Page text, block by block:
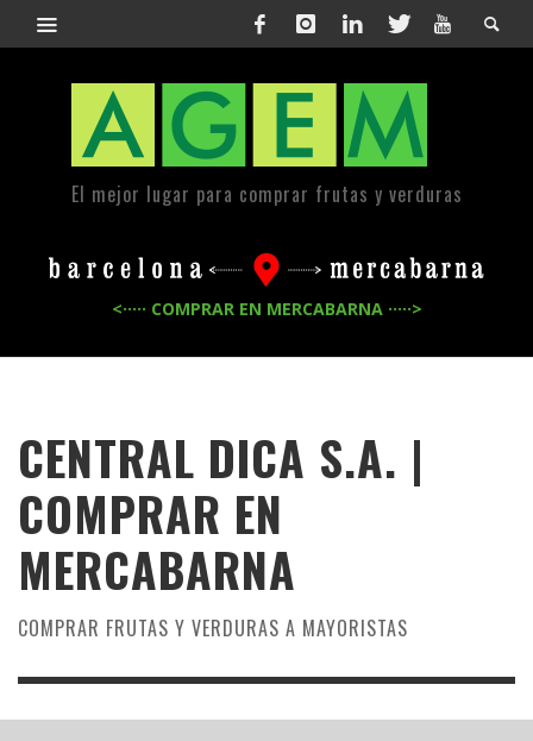
El mejor lugar para comprar frutas y verduras
<····· COMPRAR EN MERCABARNA ·····>
CENTRAL DICA S.A. |
COMPRAR EN
MERCABARNA
COMPRAR FRUTAS Y VERDURAS A MAYORISTAS